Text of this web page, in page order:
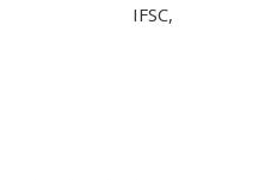
IFSC,